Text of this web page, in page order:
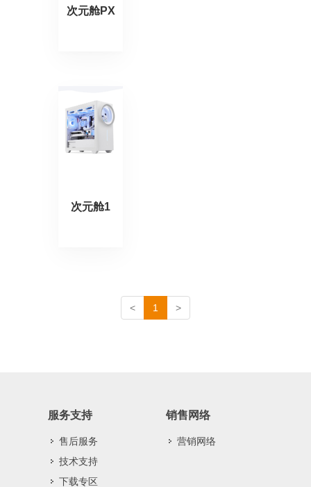
次元舱PX
次元舱1
< 1 >
服务支持
售后服务
技术支持
下载专区
销售网络
营销网络